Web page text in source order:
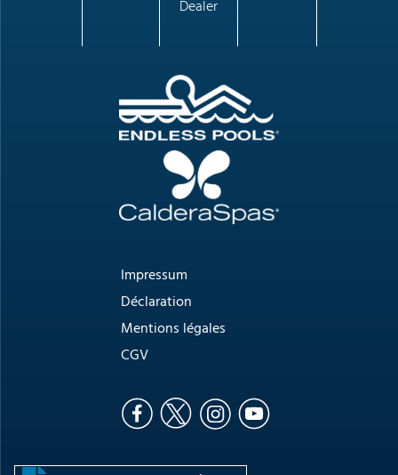
Dealer
Impressum
Déclaration
Mentions légales
CGV